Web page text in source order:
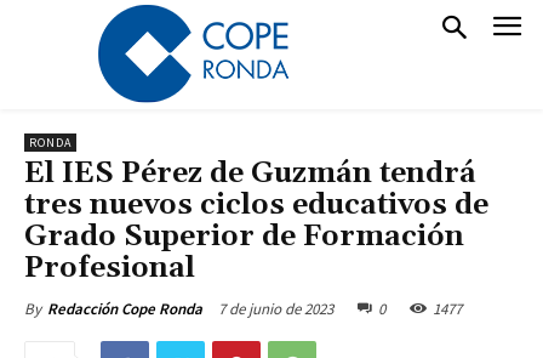
RONDA
El IES Pérez de Guzmán tendrá
tres nuevos ciclos educativos de
Grado Superior de Formación
Profesional
By Redacción Cope Ronda 7 de junio de 2023 0 1477